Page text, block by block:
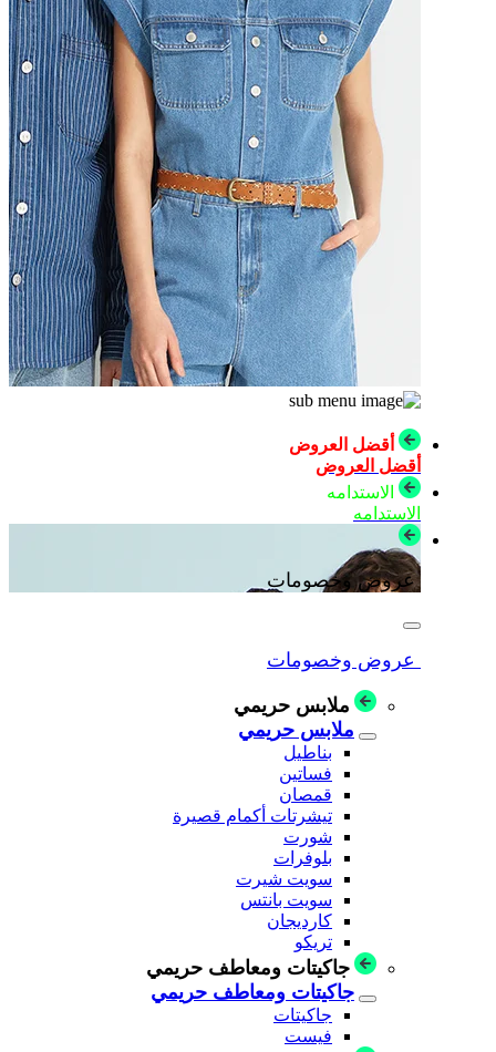
أقضل العروض
أقضل العروض
الاستدامه
الاستدامه
عروض وخصومات
عروض وخصومات
ملابس حريمي
ملابس حريمي
بناطيل
فساتين
قمصان
تيشرتات أكمام قصيرة
شورت
بلوفرات
سويت شيرت
سويت بانتس
كارديجان
تريكو
جاكيتات ومعاطف حريمي
جاكيتات ومعاطف حريمي
جاكيتات
فيست